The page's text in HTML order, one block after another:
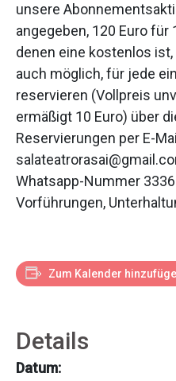
unsere
angegeben, 120 Euro für
denen eine kostenlos
auch möglich, für jede
reservieren (Vollpreis
ermäßigt 10 Euro) über
Reservierungen per E-
Whatsapp-Nummer
Vorführungen,
Zum Kalender
Details
Datum: